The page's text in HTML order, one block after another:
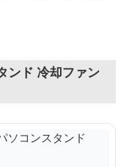
ンド 冷却ファン